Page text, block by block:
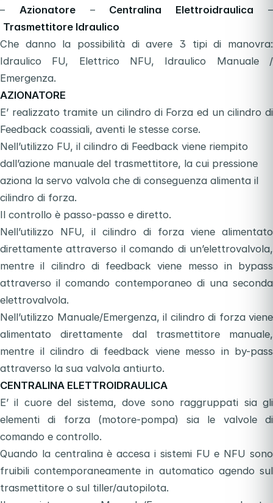
– Azionatore– Centralina Elettroidraulica –
Trasmettitore Idraulico
Che danno la possibilità di avere 3 tipi di manovra:
Idraulico FU, Elettrico NFU, Idraulico Manuale /
Emergenza.
AZIONATORE
E’ realizzato tramite un cilindro di Forza ed un cilindro di
Feedback coassiali, aventi le stesse corse.
Nell’utilizzo FU, il cilindro di Feedback viene riempito
dall’azione manuale del trasmettitore, la cui pressione
aziona la servo valvola che di conseguenza alimenta il
cilindro di forza.
Il controllo è passo-passo e diretto.
Nell’utilizzo NFU, il cilindro di forza viene alimentato
direttamente attraverso il comando di un’elettrovalvola,
mentre il cilindro di feedback viene messo in bypass
attraverso il comando contemporaneo di una seconda
elettrovalvola.
Nell’utilizzo Manuale/Emergenza, il cilindro di forza viene
alimentato direttamente dal trasmettitore manuale,
mentre il cilindro di feedback viene messo in by-pass
attraverso la sua valvola antiurto.
CENTRALINA ELETTROIDRAULICA
E’ il cuore del sistema, dove sono raggruppati sia gli
elementi di forza (motore-pompa) sia le valvole di
comando e controllo.
Quando la centralina è accesa i sistemi FU e NFU sono
fruibili contemporaneamente in automatico agendo sul
trasmettitore o sul tiller/autopilota.